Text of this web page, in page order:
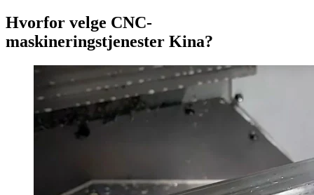
Hvorfor velge CNC-
maskineringstjenester Kina?